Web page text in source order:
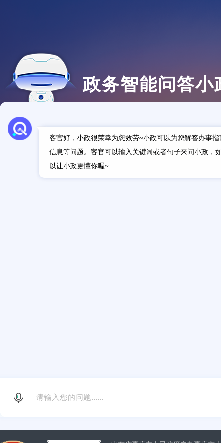
政务智能问答小
客官好，小政很荣幸为您效劳~小政可以为您解答办事
信息等问题。客官可以输入关键词或者句子来问小政，
以让小政更懂你喔~